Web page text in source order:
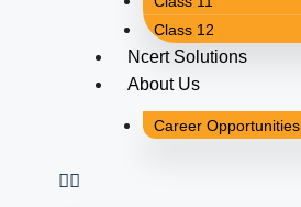
Class 12
Ncert Solutions
About Us
Career Opportunities